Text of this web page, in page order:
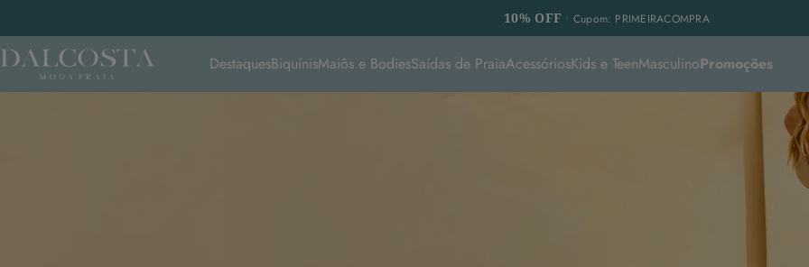
10% OFF • Cupom: PRIMEIRACOMPRA
DestaquesBiquínisMaiôs e BodiesSaídas de PraiaAcessóriosKids e TeenMasculinoPromoções